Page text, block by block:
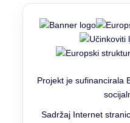
Projekt je sufinancirala
Sadržaj Internet